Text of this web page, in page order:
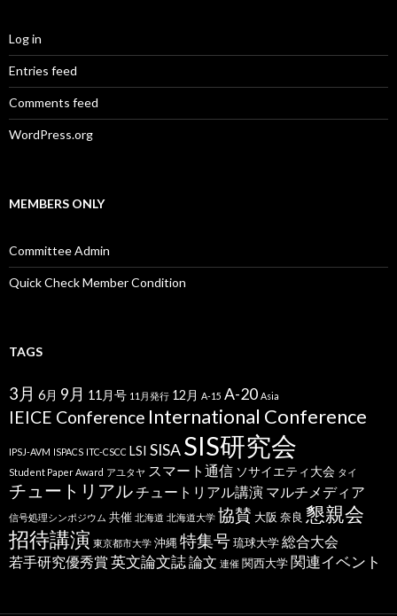
Log in
Entries feed
Comments feed
WordPress.org
MEMBERS ONLY
Committee Admin
Quick Check Member Condition
TAGS
3月 6月 9月 11月号 11月発行 12月 A-15 A-20 Asia
IEICE Conference International Conference
IPSJ-AVM ISPACS ITC-CSCC LSI SISASIS研究会
Student Paper Award アユタヤ スマート通信 ソサイエティ大会 タイ
チュートリアルチュートリアル講演 マルチメディア
信号処理シンポジウム 共催 北海道 北海道大学 協賛 大阪 奈良 懇親会
招待講演 東京都市大学 沖縄 特集号琉球大学総合大会
若手研究優秀賞 英文論文誌論文 連催 関西大学関連イベント